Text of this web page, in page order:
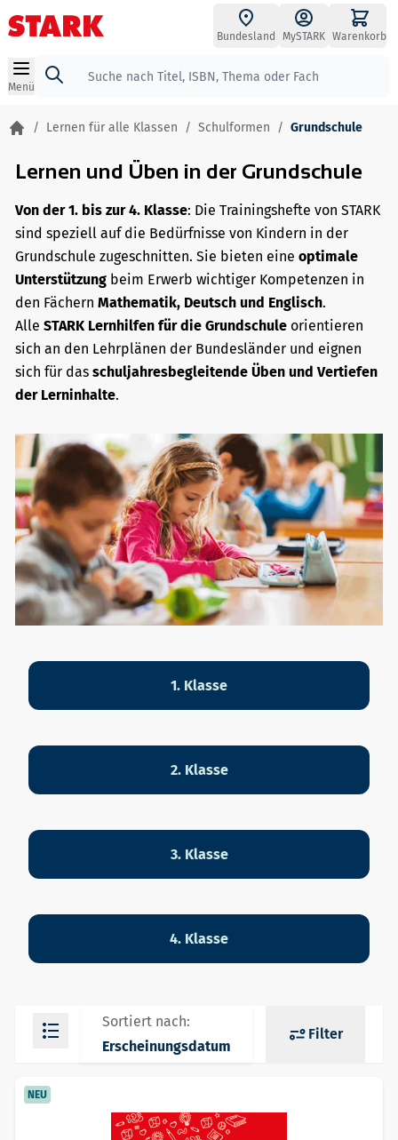
Zum Inhalt springen
Bundesland MySTARK Warenkorb
Menü
Suche
/ Lernen für alle Klassen / Schulformen / Grundschule
Lernen und Üben in der Grundschule
Von der 1. bis zur 4. Klasse: Die Trainingshefte von STARK
sind speziell auf die Bedürfnisse von Kindern in der
Grundschule zugeschnitten. Sie bieten eine optimale
Unterstützung beim Erwerb wichtiger Kompetenzen in
den Fächern Mathematik, Deutsch und Englisch.
Alle STARK Lernhilfen für die Grundschule orientieren
sich an den Lehrplänen der Bundesländer und eignen
sich für das schuljahresbegleitende Üben und Vertiefen
der Lerninhalte.
1. Klasse
2. Klasse
3. Klasse
4. Klasse
Sortiert nach:
Erscheinungsdatum
Filter
NEU